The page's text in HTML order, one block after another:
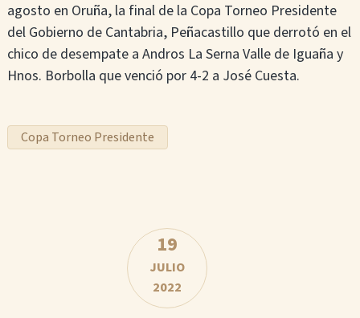
agosto en Oruña, la final de la Copa Torneo Presidente
del Gobierno de Cantabria, Peñacastillo que derrotó en el
chico de desempate a Andros La Serna Valle de Iguaña y
Hnos. Borbolla que venció por 4-2 a José Cuesta.
Copa Torneo Presidente
19
JULIO
2022